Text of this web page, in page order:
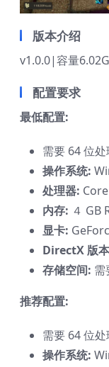
版本介绍
v1.0.0|容量
配置要求
最低配置:
需要 64 位
操作系统:
处理器:
内存: ４ GB
显卡:
DirectX 版
存储空间: 需
推荐配置:
需要 64 位
操作系统: